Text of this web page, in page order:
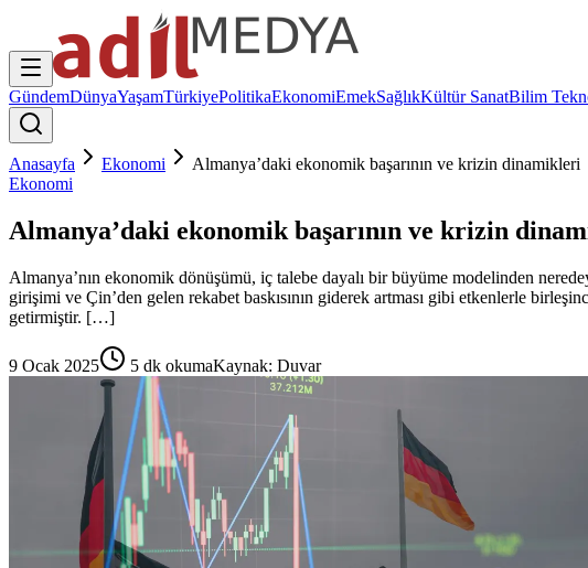
GündemDünyaYaşamTürkiyePolitikaEkonomiEmekSağlıkKültür SanatBilim
Anasayfa Ekonomi
Almanya’daki ekonomik başarının ve krizin dinamikleri
Ekonomi
Almanya’daki ekonomik başarının ve krizin
Almanya’nın ekonomik dönüşümü, iç talebe dayalı bir büyüme modelinden
girişimi ve Çin’den gelen rekabet baskısının giderek artması gibi etkenlerle
getirmiştir. […]
9 Ocak 2025 5 dk okumaKaynak: Duvar